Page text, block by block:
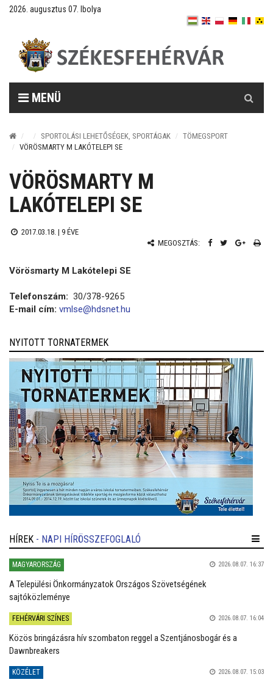
2026. augusztus 07. Ibolya
MENÜ
SPORTOLÁSI LEHETŐSÉGEK, SPORTÁGAK
TÖMEGSPORT
VÖRÖSMARTY M LAKÓTELEPI SE
VÖRÖSMARTY M
LAKÓTELEPI SE
2017.03.18. | 9 ÉVE
MEGOSZTÁS:
Vörösmarty M Lakótelepi SE
Telefonszám: 30/378-9265
E-mail cím: vmlse@hdsnet.hu
NYITOTT TORNATERMEK
HÍREK - NAPI HÍRÖSSZEFOGLALÓ
MAGYARORSZÁG 2026.08.07. 16:37
A Települési Önkormányzatok Országos Szövetségének
sajtóközleménye
FEHÉRVÁRI SZÍNES 2026.08.07. 16:04
Közös bringázásra hív szombaton reggel a Szentjánosbogár és a
Dawnbreakers
KÖZÉLET 2026.08.07. 15:03